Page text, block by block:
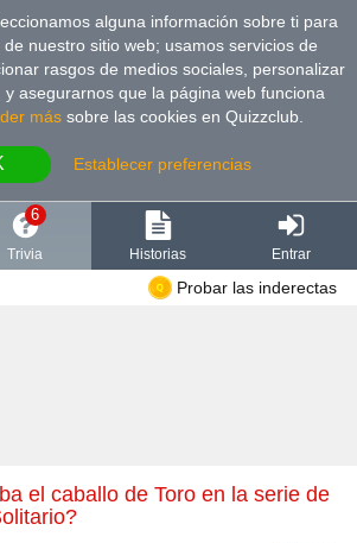
alguna información sobre ti para
nuestro sitio web; usamos servicios de
rasgos de medios sociales, personalizar
asegurarnos que la página web funciona
más sobre las cookies en Quizzclub.
Establecer preferencias
6
Trivia Historias Entrar
Probar las inderectas